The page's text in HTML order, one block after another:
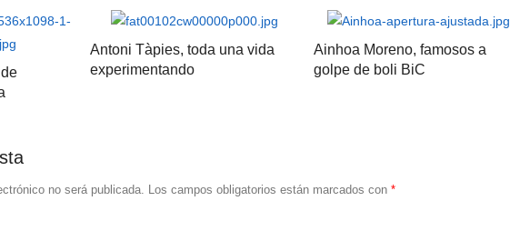
Antoni Tàpies, toda una vida
experimentando
Ainhoa Moreno, famosos a
golpe de boli BiC
no será publicada. Los campos obligatorios están marcados con *